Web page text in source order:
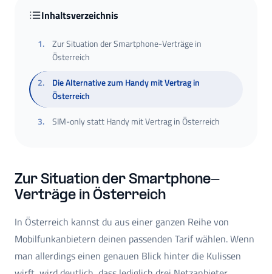
Inhaltsverzeichnis
1.
Zur Situation der Smartphone-Verträge in
Österreich
2.
Die Alternative zum Handy mit Vertrag in
Österreich
3. SIM-only statt Handy mit Vertrag in Österreich
Zur Situation der Smartphone-
Verträge in Österreich
In Österreich kannst du aus einer ganzen Reihe von
Mobilfunkanbietern deinen passenden Tarif wählen. Wenn
man allerdings einen genauen Blick hinter die Kulissen